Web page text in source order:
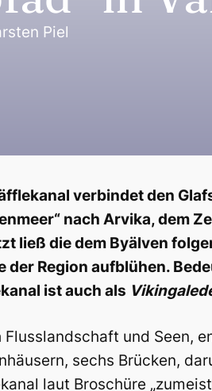
Piel
verbindet den
nach Arvika, dem
ließ die dem Byälven
der Region aufblühen.
ist auch als
Flusslandschaft und Seen,
sechs Brücken,
laut Broschüre